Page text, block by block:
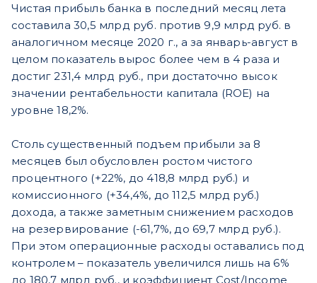
Чистая прибыль банка в последний месяц лета
составила 30,5 млрд руб. против 9,9 млрд руб. в
аналогичном месяце 2020 г., а за январь-август в
целом показатель вырос более чем в 4 раза и
достиг 231,4 млрд руб., при достаточно высок
значении рентабельности капитала (ROE) на
уровне 18,2%.
Столь существенный подъем прибыли за 8
месяцев был обусловлен ростом чистого
процентного (+22%, до 418,8 млрд руб.) и
комиссионного (+34,4%, до 112,5 млрд руб.)
дохода, а также заметным снижением расходов
на резервирование (-61,7%, до 69,7 млрд руб.).
При этом операционные расходы оставались под
контролем – показатель увеличился лишь на 6%
до 180,7 млрд руб., и коэффициент Cost/Income